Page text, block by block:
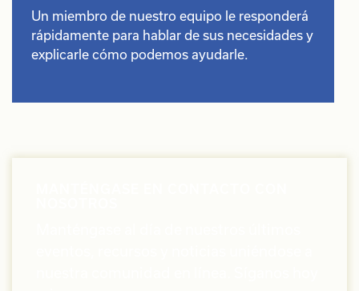
Un miembro de nuestro equipo le responderá
rápidamente para hablar de sus necesidades y
explicarle cómo podemos ayudarle.